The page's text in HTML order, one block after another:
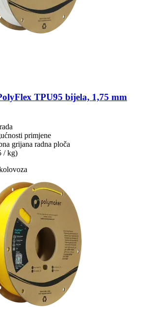
TPU95 bijela, 1,75 mm
primjene
grijana radna ploča
/ kg)